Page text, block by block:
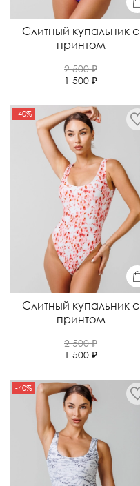
Слитный купальник с
принтом
2 500 ₽
1 500 ₽
-40%
Слитный купальник с
принтом
2 500 ₽
1 500 ₽
-40%